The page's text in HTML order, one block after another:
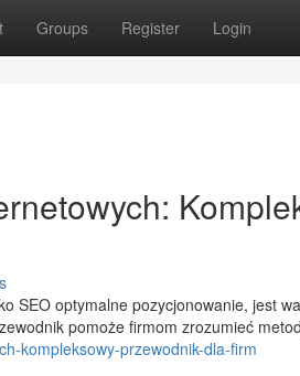
Groups Register Login
SEO optymalne pozycjonowanie, jest
pomoże firmom zrozumieć
kompleksowy-przewodnik-dla-firm